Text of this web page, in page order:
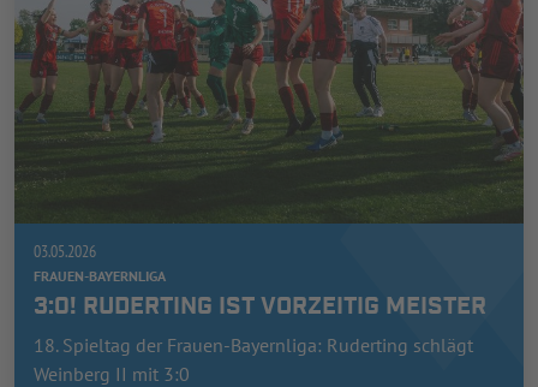
03.05.2026
FRAUEN-BAYERNLIGA
3:0! RUDERTING IST VORZEITIG MEISTER
18. Spieltag der Frauen-Bayernliga: Ruderting schlägt
Weinberg II mit 3:0